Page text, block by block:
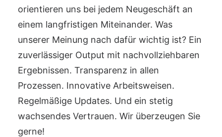
orientieren uns bei jedem Neugeschäft an
einem langfristigen Miteinander. Was
unserer Meinung nach dafür wichtig ist? Ein
zuverlässiger Output mit nachvollziehbaren
Ergebnissen. Transparenz in allen
Prozessen. Innovative Arbeitsweisen.
Regelmäßige Updates. Und ein stetig
wachsendes Vertrauen. Wir überzeugen Sie
gerne!